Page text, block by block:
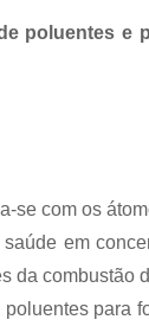
poluentes e
se com os
em
da combustão
para